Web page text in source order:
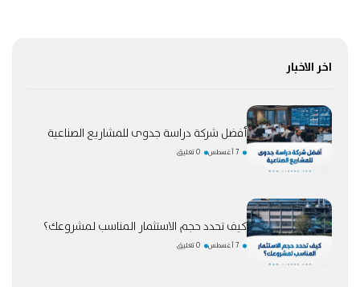
اخر الاخبار
أفضل شركة دراسة جدوى للمشاريع الصناعية
7 أغسطس 0 تعليق
كيف تحدد حجم الاستثمار المناسب لمشروعك؟
7 أغسطس 0 تعليق